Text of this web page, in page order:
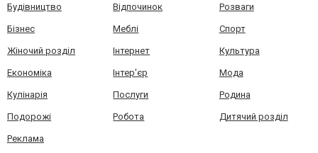
Будівництво Відпочинок Розваги
Бізнес Меблі Спорт
Жіночий розділ Інтернет Культура
Економіка Інтер'єр Мода
Кулінарія Послуги Родина
Подорожі Робота Дитячий розділ
Реклама